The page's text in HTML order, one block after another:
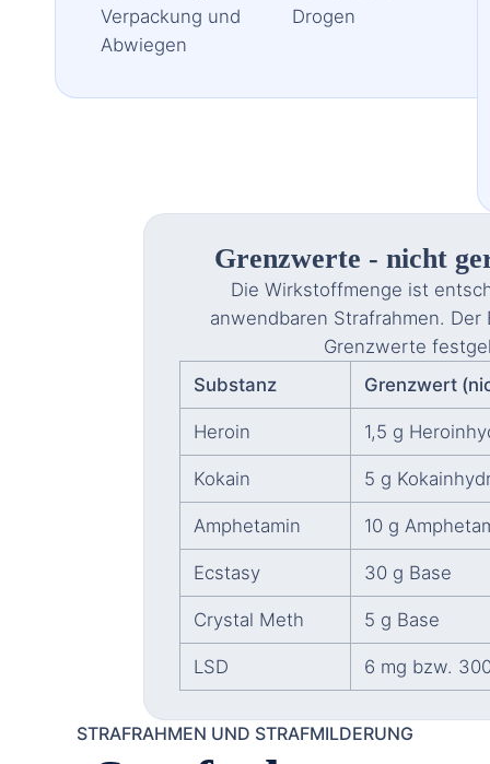
Verpackung und
Abwiegen
Drogen
Grenzwerte - nicht
Die Wirkstoffmenge ist
anwendbaren Strafrahmen. Der
Grenzwerte
Substanz
Grenzwert
Heroin 1,5 g
Kokain 5 g
Amphetamin 10 g
Ecstasy 30 g Base
Crystal Meth 5 g Base
LSD 6 mg bzw.
STRAFRAHMEN UND STRAFMILDERUNG